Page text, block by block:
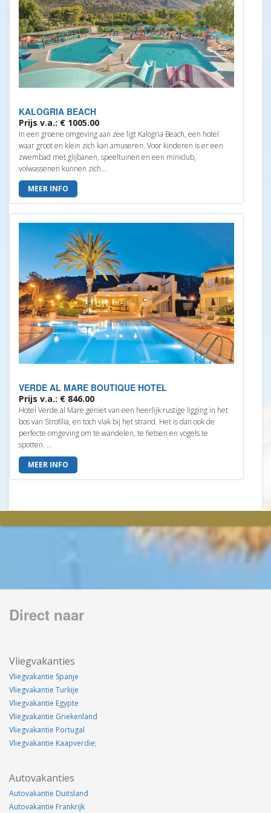
KALOGRIA BEACH
Prijs v.a.: € 1005.00
In een groene omgeving aan zee ligt Kalogria Beach, een hotel
waar groot en klein zich kan amuseren. Voor kinderen is er een
zwembad met glijbanen, speeltuinen en een miniclub,
volwassenen kunnen zich...
MEER INFO
VERDE AL MARE BOUTIQUE HOTEL
Prijs v.a.: € 846.00
Hotel Verde al Mare geniet van een heerlijk rustige ligging in het
bos van Strofilia, en toch vlak bij het strand. Het is dan ook de
perfecte omgeving om te wandelen, te fietsen en vogels te
spotten. ...
MEER INFO
Direct naar
Vliegvakanties
Vliegvakantie Spanje
Vliegvakantie Turkije
Vliegvakantie Egypte
Vliegvakantie Griekenland
Vliegvakantie Portugal
Vliegvakantie Kaapverdie;
Autovakanties
Autovakantie Duitsland
Autovakantie Frankrijk